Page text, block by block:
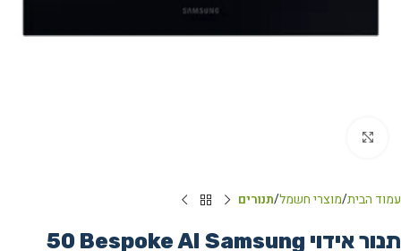
עמוד הבית מוצרי חשמל תנורים
תנור אידוי Bespoke AI Samsung ‏50